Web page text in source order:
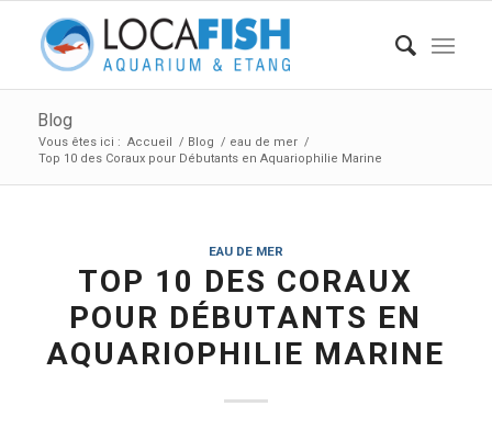
Blog
Vous êtes ici : Accueil / Blog / eau de mer /
Top 10 des Coraux pour Débutants en Aquariophilie Marine
EAU DE MER
TOP 10 DES CORAUX
POUR DÉBUTANTS EN
AQUARIOPHILIE MARINE